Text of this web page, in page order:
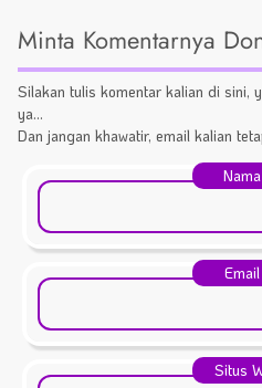
Minta Komentarnya
Silakan tulis komentar kalian di sini,
ya...
Dan jangan khawatir, email kalian
Nama
Email
Situs